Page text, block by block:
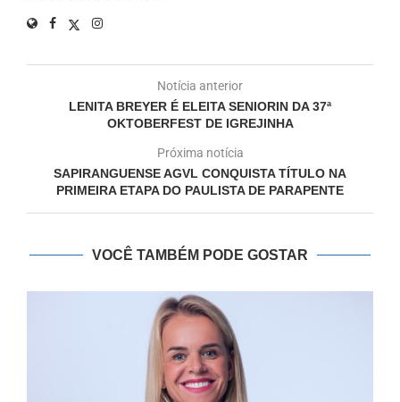
Notícia anterior
LENITA BREYER É ELEITA SENIORIN DA 37ª
OKTOBERFEST DE IGREJINHA
Próxima notícia
SAPIRANGUENSE AGVL CONQUISTA TÍTULO NA
PRIMEIRA ETAPA DO PAULISTA DE PARAPENTE
VOCÊ TAMBÉM PODE GOSTAR